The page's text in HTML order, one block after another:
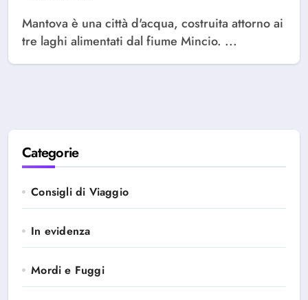
Mantova è una città d'acqua, costruita attorno ai
tre laghi alimentati dal fiume Mincio. ...
Categorie
Consigli di Viaggio
In evidenza
Mordi e Fuggi